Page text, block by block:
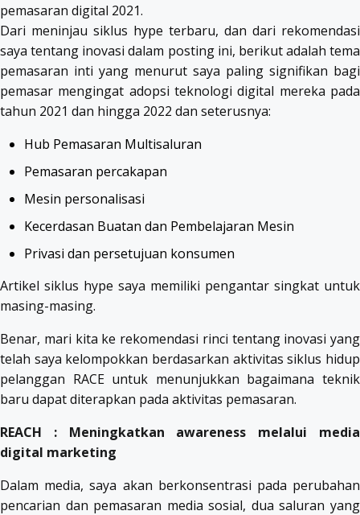
pemasaran digital 2021.
Dari meninjau siklus hype terbaru, dan dari rekomendasi
saya tentang inovasi dalam posting ini, berikut adalah tema
pemasaran inti yang menurut saya paling signifikan bagi
pemasar mengingat adopsi teknologi digital mereka pada
tahun 2021 dan hingga 2022 dan seterusnya:
Hub Pemasaran Multisaluran
Pemasaran percakapan
Mesin personalisasi
Kecerdasan Buatan dan Pembelajaran Mesin
Privasi dan persetujuan konsumen
Artikel siklus hype saya memiliki pengantar singkat untuk
masing-masing.
Benar, mari kita ke rekomendasi rinci tentang inovasi yang
telah saya kelompokkan berdasarkan aktivitas siklus hidup
pelanggan RACE untuk menunjukkan bagaimana teknik
baru dapat diterapkan pada aktivitas pemasaran.
REACH : Meningkatkan awareness melalui media
digital marketing
Dalam media, saya akan berkonsentrasi pada perubahan
pencarian dan pemasaran media sosial, dua saluran yang